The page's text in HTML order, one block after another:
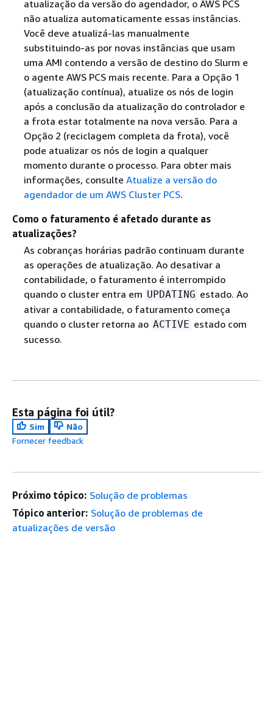
atualização da versão do agendador, o AWS PCS
não atualiza automaticamente essas instâncias.
Você deve atualizá-las manualmente
substituindo-as por novas instâncias que usam
uma AMI contendo a versão de destino do Slurm e
o agente AWS PCS mais recente. Para a Opção 1
(atualização contínua), atualize os nós de login
após a conclusão da atualização do controlador e
a frota estar totalmente na nova versão. Para a
Opção 2 (reciclagem completa da frota), você
pode atualizar os nós de login a qualquer
momento durante o processo. Para obter mais
informações, consulte Atualize a versão do
agendador de um AWS Cluster PCS.
Como o faturamento é afetado durante as
atualizações?
As cobranças horárias padrão continuam durante
as operações de atualização. Ao desativar a
contabilidade, o faturamento é interrompido
quando o cluster entra em UPDATING estado. Ao
ativar a contabilidade, o faturamento começa
quando o cluster retorna ao ACTIVE estado com
sucesso.
Esta página foi útil?
Sim
Não
Fornecer feedback
Próximo tópico: Solução de problemas
Tópico anterior: Solução de problemas de
atualizações de versão